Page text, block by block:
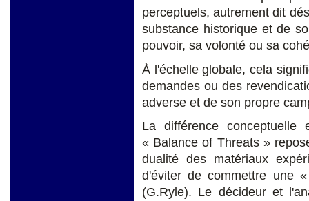
perceptuels, autrement dit
substance historique et de
pouvoir, sa volonté ou sa
À l'échelle globale, cela
demandes ou des
adverse et de son propre
La différence
« Balance of Threats »
dualité des matériaux
d'éviter de commettre une
(G.Ryle). Le décideur et